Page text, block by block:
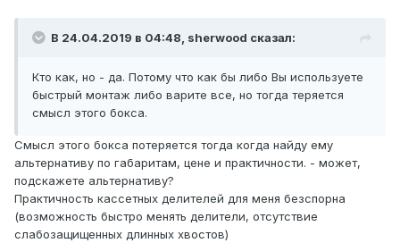
В 24.04.2019 в 04:48, sherwood сказал:
Кто как, но - да. Потому что как бы либо Вы используете
быстрый монтаж либо варите все, но тогда теряется
смысл этого бокса.
Смысл этого бокса потеряется тогда когда найду ему
альтернативу по габаритам, цене и практичности. - может,
подскажете альтернативу?
Практичность кассетных делителей для меня безспорна
(возможность быстро менять делители, отсутствие
слабозащищенных длинных хвостов)